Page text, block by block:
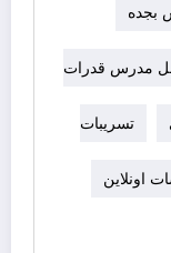
بجده
مدرس قدرات
تسريبات
اونلاين